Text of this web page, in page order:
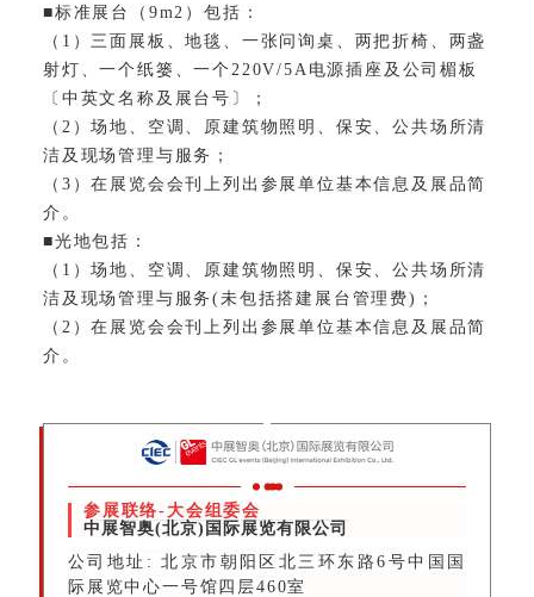
■标准展台（9m2）包括：
（1）三面展板、地毯、一张问询桌、两把折椅、两盏
射灯、一个纸篓、一个220V/5A电源插座及公司楣板
〔中英文名称及展台号〕；
（2）场地、空调、原建筑物照明、保安、公共场所清
洁及现场管理与服务；
（3）在展览会会刊上列出参展单位基本信息及展品简
介。
■光地包括：
（1）场地、空调、原建筑物照明、保安、公共场所清
洁及现场管理与服务(未包括搭建展台管理费)；
（2）在展览会会刊上列出参展单位基本信息及展品简
介。
参展联络-大会组委会
中展智奥(北京)国际展览有限公司
公司地址: 北京市朝阳区北三环东路6号中国国
际展览中心一号馆四层460室